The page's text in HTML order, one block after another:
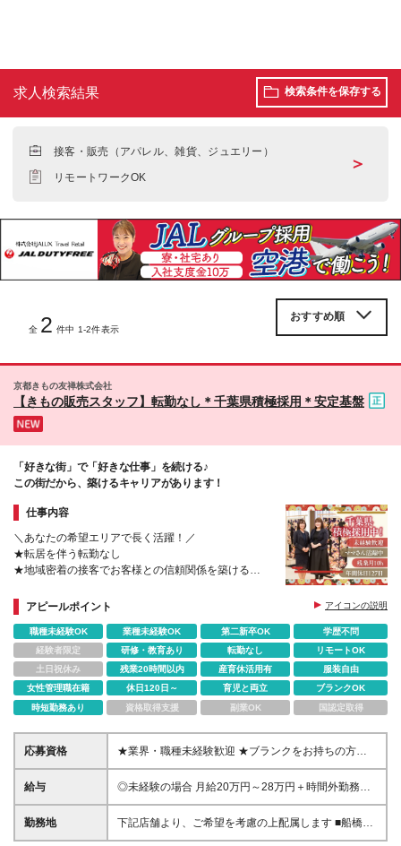
求人検索結果 検索条件を保存する
接客・販売（アパレル、雑貨、ジュエリー）
リモートワークOK
＞
全 2 件中 1-2件表示
京都きもの友禅株式会社
【きもの販売スタッフ】転勤なし＊千葉県積極採用＊安定基盤
「好きな街」で「好きな仕事」を続ける♪
この街だから、築けるキャリアがあります！
仕事内容
＼あなたの希望エリアで長く活躍！／
★転居を伴う転勤なし
★地域密着の接客でお客様との信頼関係を築ける
★上場企業ならではの安定基盤で将来も安心
アピールポイント アイコンの説明
職種未経験OK 業種未経験OK 第二新卒OK
学歴不問
経験者限定
研修・教育あり 転勤なし
リモートOK
土日祝休み
残業20時間以内 産育休活用有
服装自由
女性管理職在籍
休日120日～ 育児と両立
ブランクOK
時短勤務あり
資格取得支援 副業OK 国認定取得
応募資格
★業界・職種未経験歓迎 ★ブランクをお持ちの方も
歓迎 ◎経験者の方は優遇 「人と話すことが好き」
「地域に根差して働きたい」 そんな想いをお持ちの
件＞ ■高卒以上の方 ＜必須条件＞ ■高卒以上の方 ＼
こんな方にはさらに歓迎！ ／ ◎地域のお客様とのつ
給与
◎未経験の場合 月給20万円～28万円＋時間外勤務手
当＋インセンティブ ◎呉服店経験者の場合 月給23万
円～30万円＋時間外勤務手当＋インセンティブ ◎店
勤務地
下記店舗より、ご希望を考慮の上配属します ■船橋店
／千葉県船橋市本町5丁目4-2 森ビル 2F ■松戸店／千